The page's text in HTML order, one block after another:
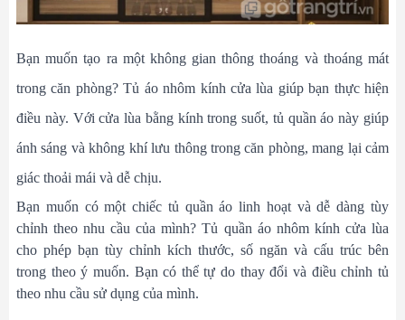
Bạn muốn tạo ra một không gian thông thoáng và thoáng mát
trong căn phòng? Tủ áo nhôm kính cửa lùa giúp bạn thực hiện
điều này. Với cửa lùa bằng kính trong suốt, tủ quần áo này giúp
ánh sáng và không khí lưu thông trong căn phòng, mang lại cảm
giác thoải mái và dễ chịu.
Bạn muốn có một chiếc tủ quần áo linh hoạt và dễ dàng tùy
chỉnh theo nhu cầu của mình? Tủ quần áo nhôm kính cửa lùa
cho phép bạn tùy chỉnh kích thước, số ngăn và cấu trúc bên
trong theo ý muốn. Bạn có thể tự do thay đổi và điều chỉnh tủ
theo nhu cầu sử dụng của mình.